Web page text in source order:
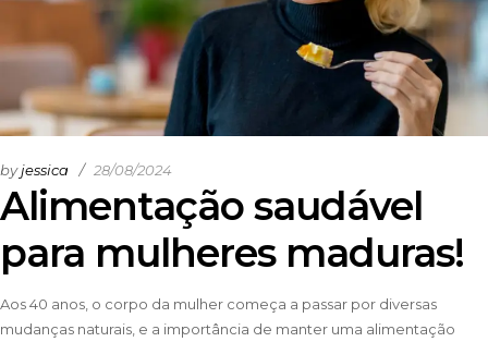
Alimentação saudável
para mulheres maduras!
byjessica 28/08/2024
Aos 40 anos, o corpo da mulher começa a passar por diversas
mudanças naturais, e a importância de manter uma alimentação